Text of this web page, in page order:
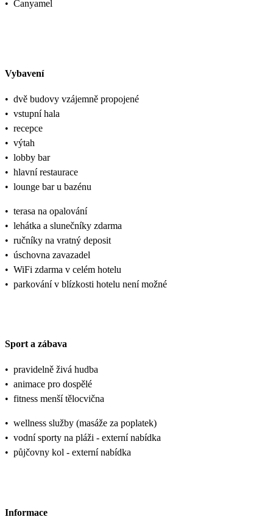
• Canyamel
Vybavení
• dvě budovy vzájemně propojené
• vstupní hala
• recepce
• výtah
• lobby bar
• hlavní restaurace
• lounge bar u bazénu
• terasa na opalování
• lehátka a slunečníky zdarma
• ručníky na vratný deposit
• úschovna zavazadel
• WiFi zdarma v celém hotelu
• parkování v blízkosti hotelu není možné
Sport a zábava
• pravidelně živá hudba
• animace pro dospělé
• fitness menší tělocvična
• wellness služby (masáže za poplatek)
• vodní sporty na pláži - externí nabídka
• půjčovny kol - externí nabídka
Informace